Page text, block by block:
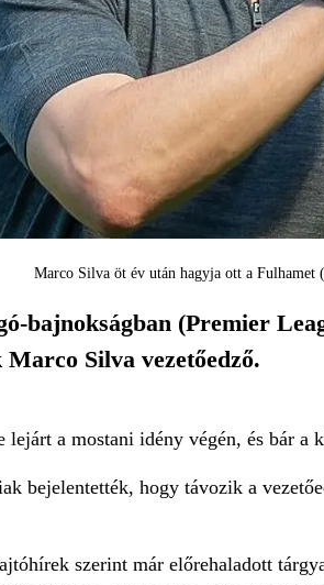
Marco Silva öt év után hagyja ott a Fulhamet
bajnokságban (Premier
Silva vezetőedző.
lejárt a mostani idény végén, és bár
bejelentették, hogy távozik a
szerint már előrehaladott